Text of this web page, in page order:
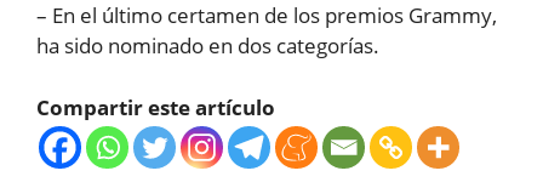
– En el último certamen de los premios Grammy,
ha sido nominado en dos categorías.
Compartir este artículo